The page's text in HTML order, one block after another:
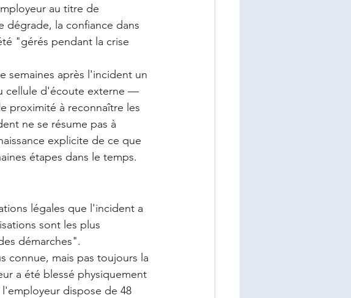
au titre de
dégrade, la confiance dans
"gérés pendant la crise
semaines après l'incident un
cellule d'écoute externe —
proximité à reconnaître les
ne se résume pas à
explicite de ce que
étapes dans le temps.
légales que l'incident a
sont les plus
démarches".
connue, mais pas toujours la
a été blessé physiquement
dispose de 48